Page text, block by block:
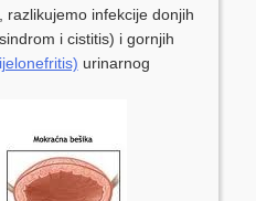
razlikujemo infekcije donjih
i cistitis) i gornjih
urinarnog